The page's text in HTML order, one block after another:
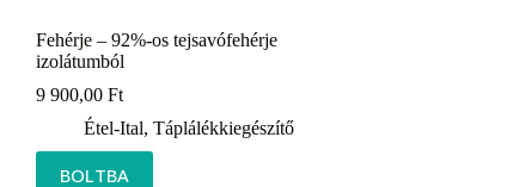
Fehérje – 92%-os tejsavófehérje
izolátumból
9 900,00 Ft
Étel-Ital, Táplálékkiegészítő
BOLTBA